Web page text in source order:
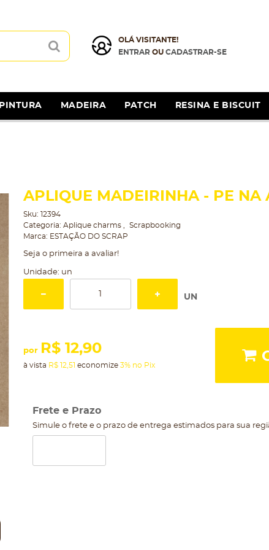
OLÁ VISITANTE!
ENTRAROU CADASTRAR-SE
PINTURA MADEIRA PATCH RESINA E BISCUIT
APLIQUE MADEIRINHA - PE NA
Sku: 12394
Categoria: Aplique charms
Scrapbooking
Marca: ESTAÇÃO DO SCRAP
Seja o primeira a avaliar!
Unidade: un
UN
por R$ 12,90
à vista R$ 12,51 economize 3% no Pix
Frete e Prazo
Simule o frete e o prazo de entrega estimados para sua